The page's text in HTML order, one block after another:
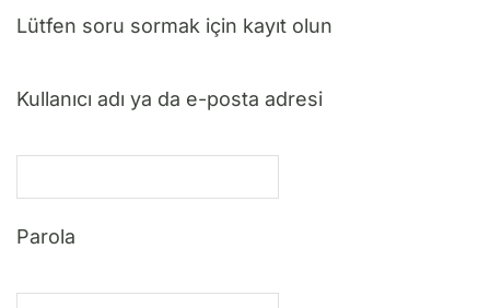
Lütfen soru sormak için kayıt olun
Kullanıcı adı ya da e-posta adresi
Parola